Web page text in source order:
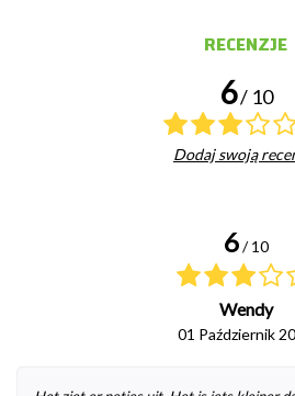
RECENZJE
6/ 10
Dodaj swoją
6 / 10
Wendy
01 Październik